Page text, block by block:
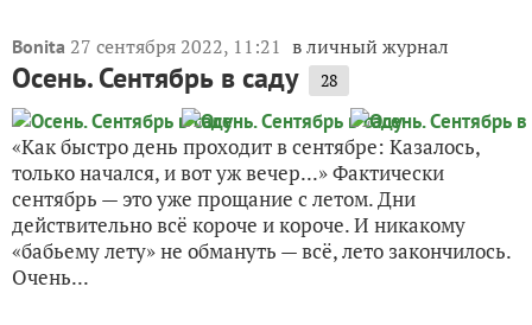
Bonita 27 сентября 2022, 11:21 в личный журнал
Осень. Сентябрь в саду 28
«Как быстро день проходит в сентябре: Казалось,
только начался, и вот уж вечер...» Фактически
сентябрь — это уже прощание с летом. Дни
действительно всё короче и короче. И никакому
«бабьему лету» не обмануть — всё, лето закончилось.
Очень...